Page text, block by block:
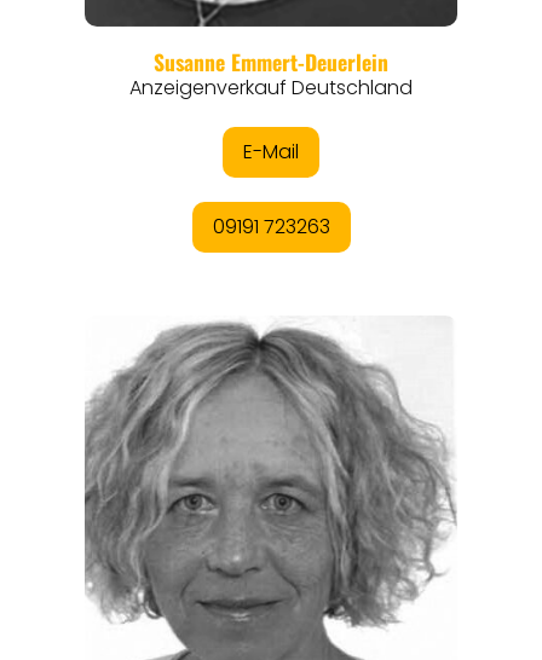
ORTE
EVENTS
REISEFÜHRER
REISEMAGAZINE